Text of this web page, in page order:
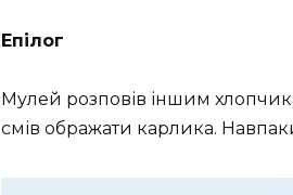
Епілог
Мулей розповів іншим
смів ображати карлика.